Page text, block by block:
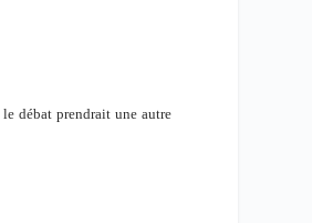
débat prendrait une autre